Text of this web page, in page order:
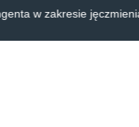
częścią Grupy RAGT